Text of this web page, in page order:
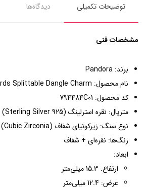
توضیحات تکمیلی دیدگاه‌ها
مشخصات فنی
برند: Pandora
نام محصول: Love Birds Splittable Dangle Charm
کد محصول: 794484C01
متریال: نقره استرلینگ (Sterling Silver 925)
نوع سنگ: زیرکونیای شفاف (Cubic Zirconia)
رنگ‌ها: نقره‌ای + شفاف
ابعاد:
ارتفاع: 15.3 میلی‌متر
عرض: 12.4 میلی‌متر